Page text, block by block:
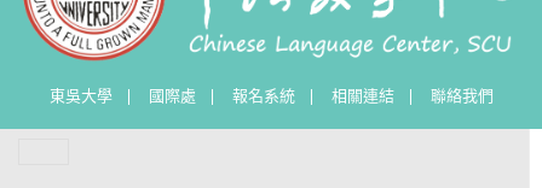
東吳大學 國際處 報名系統 相關連結 聯絡我們